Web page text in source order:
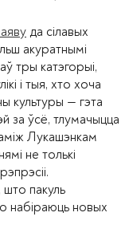
да сілавых
акуратнымі
тры катэгорыі,
і тыя, хто хоча
культуры — гэта
за ўсё, тлумачыцца
Лукашэнкам
не толькі
што пакуль
набіраюць новых